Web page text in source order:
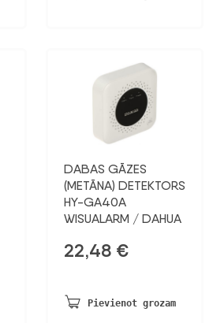
DABAS GĀZES
(METĀNA) DETEKTORS
HY-GA40A
WISUALARM / DAHUA
22,48 €
Pievienot grozam